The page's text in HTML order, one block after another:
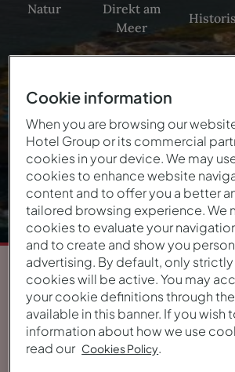
Natur
Direkt am
Meer
ÜBERBLICK
Die Insel Madeira
1 / 5
Cookie information
When you are browsing our
Hotel Group or its commercial
cookies in your device. We may
cookies to enhance website
content and to offer you a better
tailored browsing experience. We
cookies to evaluate your
and to create and show you
advertising. By default, only
cookies will be active. You may
your cookie definitions through
available in this banner. If you wish
information about how we use
read our Cookies Policy.